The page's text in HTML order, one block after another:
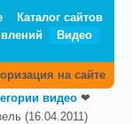
Каталог сайтов
Видео
на сайте
видео ❤
(16.04.2011)